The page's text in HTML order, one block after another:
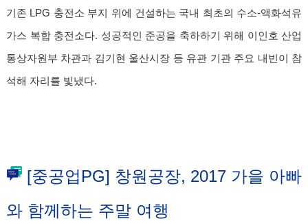
기존 LPG 충전소 부지 위에 건설하는 국내 최초의 수소-액화석유
가스 복합 충전소다. 성공적인 준공을 축하하기 위해 이인호 산업
통상자원부 차관과 김기현 울산시장 등 유관 기관 주요 내빈이 참
석해 자리를 빛냈다.
[중공업PG] 창원공장, 2017 가을 아빠
와 함께하는 주말 여행